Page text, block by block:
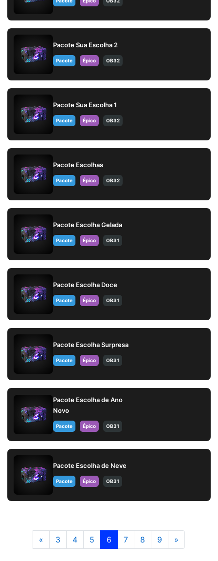
Pacote Sua Escolha 2
Pacote Épico OB32
Pacote Sua Escolha 1
Pacote Épico OB32
Pacote Escolhas
Pacote Épico OB32
Pacote Escolha Gelada
Pacote Épico OB31
Pacote Escolha Doce
Pacote Épico OB31
Pacote Escolha Surpresa
Pacote Épico OB31
Pacote Escolha de Ano
Novo
Pacote Épico OB31
Pacote Escolha de Neve
Pacote Épico OB31
« 3 4 5 6 7 8 9 »